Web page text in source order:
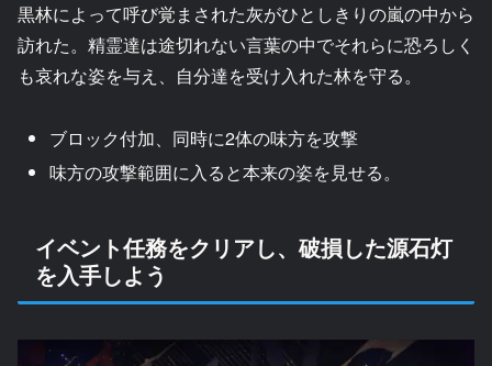
黒林によって呼び覚まされた灰がひとしきりの嵐の中から
訪れた。精霊達は途切れない言葉の中でそれらに恐ろしく
も哀れな姿を与え、自分達を受け入れた林を守る。
ブロック付加、同時に2体の味方を攻撃
味方の攻撃範囲に入ると本来の姿を見せる。
イベント任務をクリアし、破損した源石灯
を入手しよう